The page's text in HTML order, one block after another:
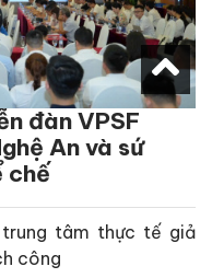
đàn VPSF
An và sứ
chế
tâm thực tế giả
công